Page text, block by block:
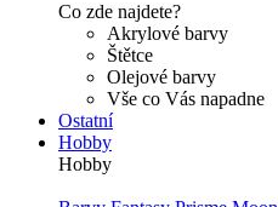
Co zde najdete?
Akrylové barvy
Štětce
Olejové barvy
Vše co Vás napadne
Ostatní
Hobby
Hobby